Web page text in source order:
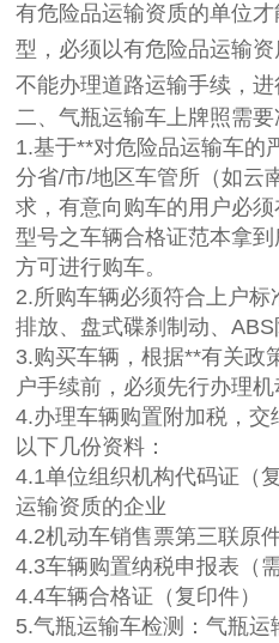
有危险品运输资质的单位
型，必须以有危险品运输
不能办理道路运输手续，进
二、气瓶运输车上牌照需要
1.基于**对危险品运输车的
分省/市/地区车管所（如云
求，有意向购车的用户必
型号之车辆合格证范本拿到
方可进行购车。
2.所购车辆必须符合上户
排放、盘式碟刹制动、ABS
3.购买车辆，根据**有关政
户手续前，必须先行办理机
4.办理车辆购置附加税，
以下几份资料：
4.1单位组织机构代码证（
运输资质的企业
4.2机动车销售票第三联原
4.3车辆购置纳税申报表（
4.4车辆合格证（复印件）
5.气瓶运输车检测：气瓶